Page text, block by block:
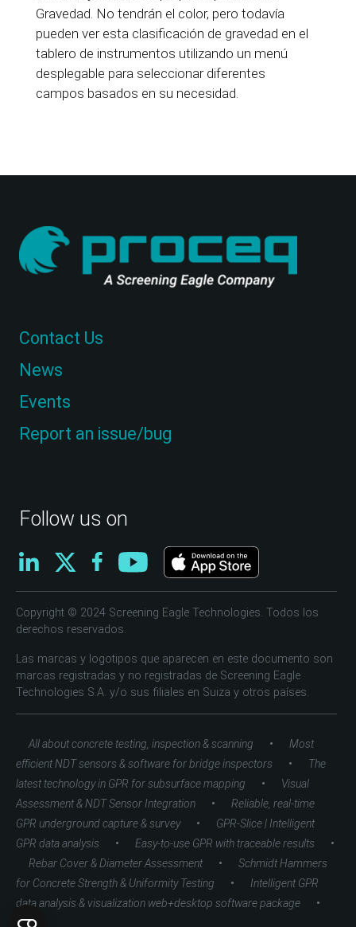
Gravedad. No tendrán el color, pero todavía
pueden ver esta clasificación de gravedad en el
tablero de instrumentos utilizando un menú
desplegable para seleccionar diferentes
campos basados en su necesidad.
Follow us on
Contact Us
News
Events
Report an issue/bug
Copyright © 2024 Screening Eagle Technologies. Todos los
derechos reservados.
Las marcas y logotipos que aparecen en este documento son
marcas registradas y no registradas de Screening Eagle
Technologies S.A. y/o sus filiales en Suiza y otros países.
All about concrete testing, inspection & scanning •
Most
efficient NDT sensors & software for bridge inspectors
•
The
latest technology in GPR for subsurface mapping
•
Visual
Assessment & NDT Sensor Integration
•
Reliable, real-time
GPR underground capture & survey
•
GPR-Slice | Intelligent
GPR data analysis
• Easy-to-use GPR with traceable results •
Rebar Cover & Diameter Assessment •
Schmidt Hammers
for Concrete Strength & Uniformity Testing
•
Intelligent GPR
data analysis & visualization web+desktop software package
•